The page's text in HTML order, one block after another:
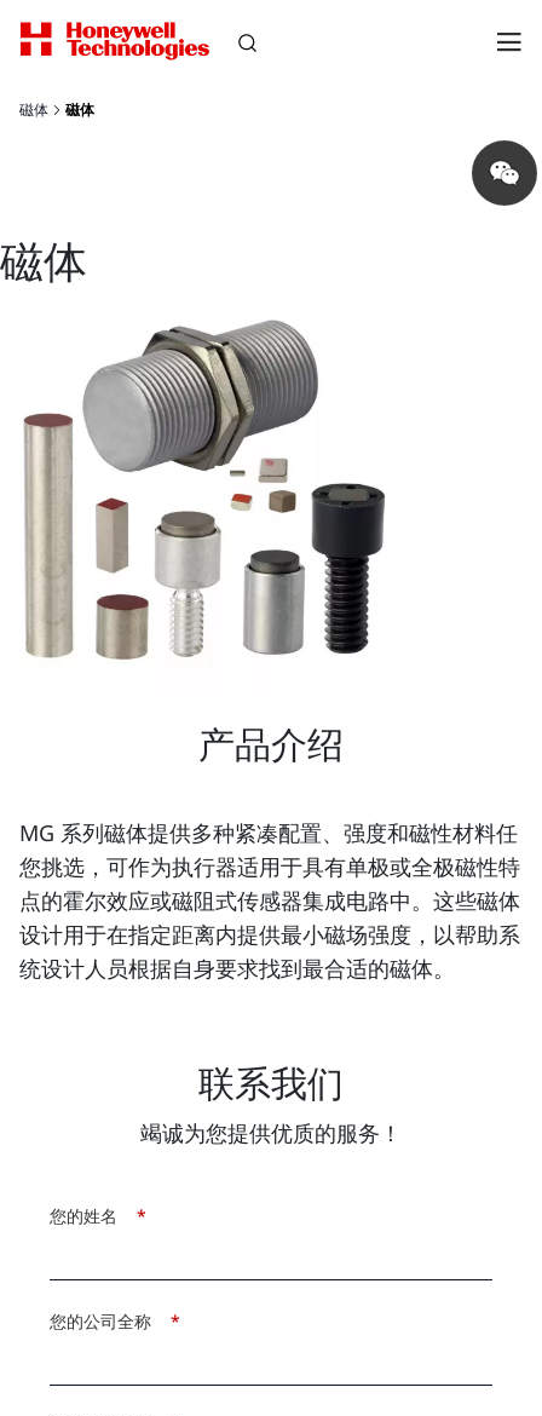
磁体 磁体
Share
on
wechat
磁体
产品介绍
MG 系列磁体提供多种紧凑配置、强度和磁性材料任
您挑选，可作为执行器适用于具有单极或全极磁性特
点的霍尔效应或磁阻式传感器集成电路中。这些磁体
设计用于在指定距离内提供最小磁场强度，以帮助系
统设计人员根据自身要求找到最合适的磁体。
联系我们
竭诚为您提供优质的服务！
*
您的姓名
*
您的公司全称